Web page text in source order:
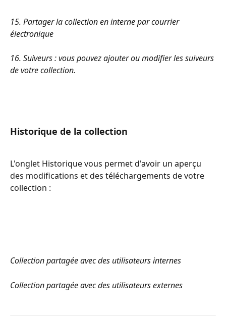
15. Partager la collection en interne par courrier
électronique
16. Suiveurs : vous pouvez ajouter ou modifier les suiveurs
de votre collection.
Historique de la collection
L'onglet Historique vous permet d'avoir un aperçu
des modifications et des téléchargements de votre
collection :
Collection partagée avec des utilisateurs internes
Collection partagée avec des utilisateurs externes